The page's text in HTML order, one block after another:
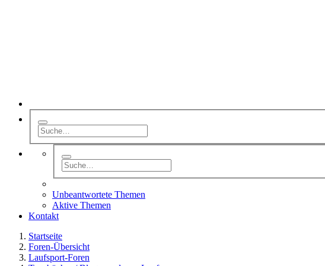
Unbeantwortete Themen
Aktive Themen
Kontakt
Startseite
Foren-Übersicht
Laufsport-Foren